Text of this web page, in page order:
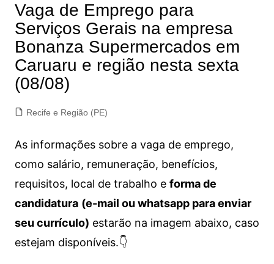
Vaga de Emprego para
Serviços Gerais na empresa
Bonanza Supermercados em
Caruaru e região nesta sexta
(08/08)
Recife e Região (PE)
As informações sobre a vaga de emprego,
como salário, remuneração, benefícios,
requisitos, local de trabalho e forma de
candidatura (e-mail ou whatsapp para enviar
seu currículo) estarão na imagem abaixo, caso
estejam disponíveis.👇